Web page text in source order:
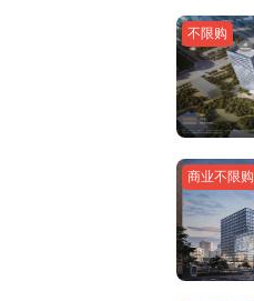
不限购
商业不限购